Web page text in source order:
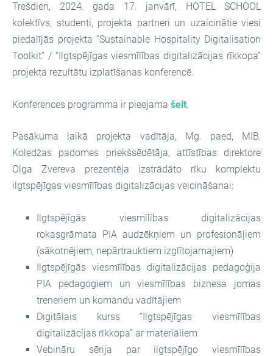
Trešdien, 2024. gada 17. janvārī, HOTEL SCHOOL
kolektīvs, studenti, projekta partneri un uzaicinātie viesi
piedalījās projekta “Sustainable Hospitality Digitalisation
Toolkit” / “Ilgtspējīgas viesmīlības digitalizācijas rīkkopa”
projekta rezultātu izplatīšanas konferencē.
Konferences programma ir pieejama šeit
Pasākuma laikā projekta vadītāja, Mg. paed, MIB,
Koledžas padomes priekšsēdētāja, attīstības direktore
Olga Zvereva prezentēja izstrādāto rīku komplektu
ilgtspējīgas viesmīlības digitalizācijas veicināšanai:
Ilgtspējīgās viesmīlības digitalizācijas
rokasgrāmata PIA audzēkņiem un profesionāļiem
(sākotnējiem, nepārtrauktiem izglītojamajiem)
Ilgtspējīgās viesmīlības digitalizācijas pedagoģija
PIA pedagogiem un viesmīlības biznesa jomas
treneriem un komandu vadītājiem
Digitālais kurss “Ilgtspējīgas viesmīlības
digitalizācijas rīkkopa” ar materiāliem
Vebināru sērija par ilgtspējīgo viesmīlības